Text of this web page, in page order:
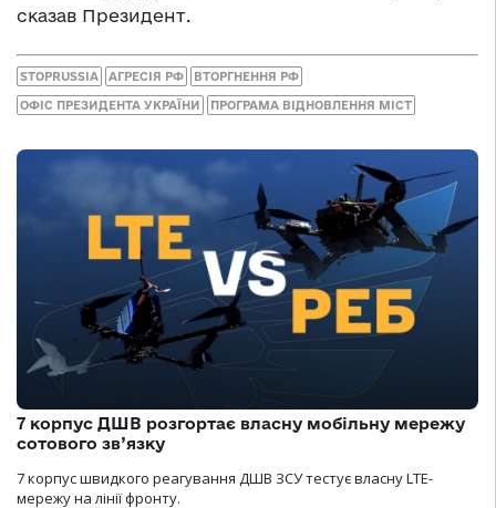
сказав Президент.
STOPRUSSIA АГРЕСІЯ РФ ВТОРГНЕННЯ РФ
ОФІС ПРЕЗИДЕНТА УКРАЇНИ ПРОГРАМА ВІДНОВЛЕННЯ МІСТ
7 корпус ДШВ розгортає власну мобільну мережу
сотового зв’язку
7 корпус швидкого реагування ДШВ ЗСУ тестує власну LTE-
мережу на лінії фронту.